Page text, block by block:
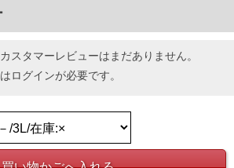
スタマーレビューはまだありません。
ログインが必要です。